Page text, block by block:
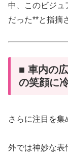
中、このビジュ
だった**と指摘
■ 車内の
の笑顔に
さらに注目を
外では神妙な表